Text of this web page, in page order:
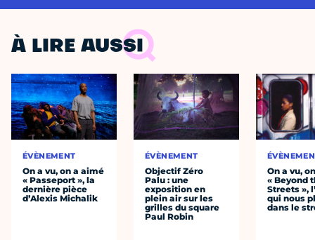
À LIRE AUSSI
ÉVÈNEMENT
On a vu, on a aimé
« Passeport », la
dernière pièce
d’Alexis Michalik
ÉVÈNEMENT
Objectif Zéro
Palu : une
exposition en
plein air sur les
grilles du square
Paul Robin
On a vu,
« Beyond
Streets »,
qui nous
dans le